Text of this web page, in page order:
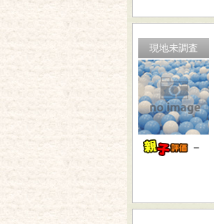
現地未調査
－